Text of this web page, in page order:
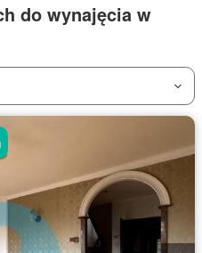
do wynajęcia w